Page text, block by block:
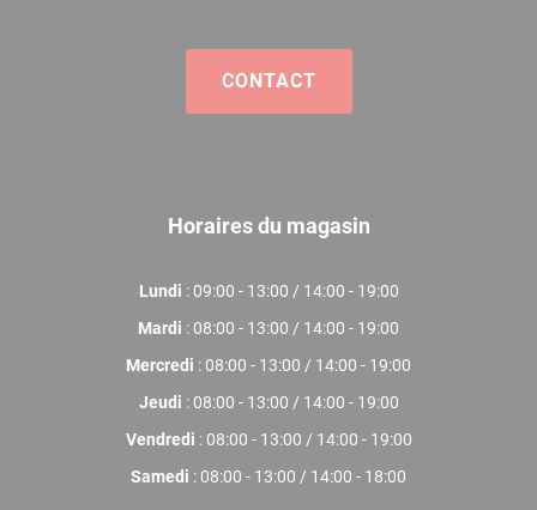
CONTACT
Horaires du magasin
Lundi : 09:00 - 13:00 / 14:00 - 19:00
Mardi : 08:00 - 13:00 / 14:00 - 19:00
Mercredi : 08:00 - 13:00 / 14:00 - 19:00
Jeudi : 08:00 - 13:00 / 14:00 - 19:00
Vendredi : 08:00 - 13:00 / 14:00 - 19:00
Samedi : 08:00 - 13:00 / 14:00 - 18:00